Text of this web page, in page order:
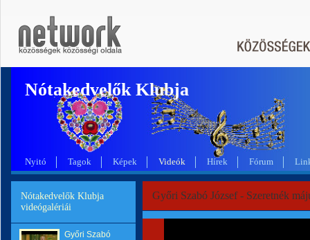
Nótakedvelők Klubja
Nyitó Tagok Képek Videók Hírek Fórum
Nótakedvelők Klubja
videógalériái
Győri Szabó
Győri Szabó József - Szeretnék